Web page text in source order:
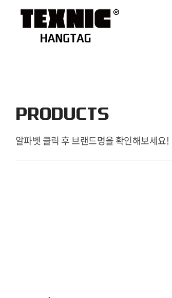
PRODUCTS
알파벳 클릭 후 브랜드명을 확인해보세요!